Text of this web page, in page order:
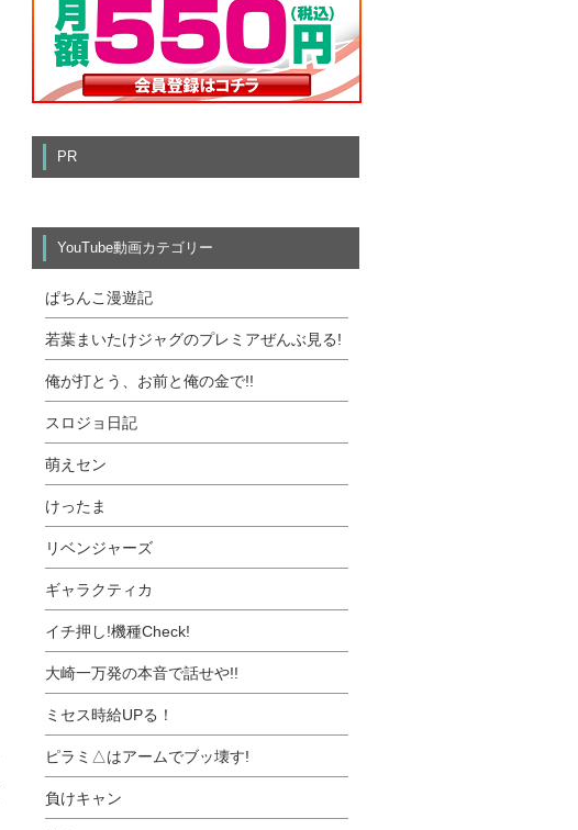
PR
YouTube動画カテゴリー
ぱちんこ漫遊記
若葉まいたけジャグのプレミアぜんぶ見る!
俺が打とう、お前と俺の金で!!
スロジョ日記
萌えセン
けったま
リベンジャーズ
ギャラクティカ
イチ押し!機種Check!
大崎一万発の本音で話せや!!
ミセス時給UPる！
ピラミ△はアームでブッ壊す!
負けキャン